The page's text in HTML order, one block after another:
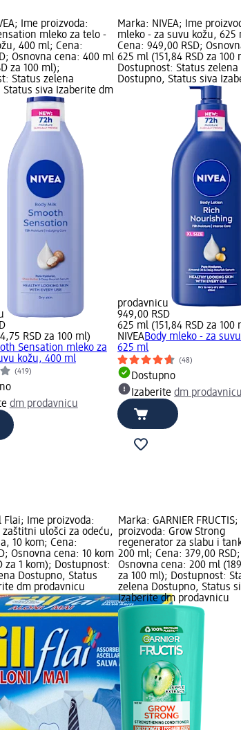
Ime proizvoda:
mleko za telo -
400 ml; Cena:
Osnovna cena: 400 ml
za 100 ml);
Status zelena
Status siva Izaberite dm
RSD za 100 ml)
Sensation mleko za
kožu, 400 ml
(419)
dm prodavnicu
Marka: NIVEA; Ime
mleko - za suvu kožu, 625
Cena: 949,00 RSD;
625 ml (151,84 RSD za 100
Dostupnost: Status zelena
Dostupno, Status siva
prodavnicu
949,00 RSD
625 ml (151,84 RSD za 100
NIVEABody mleko - za
625 ml
(48)
Dostupno
Izaberitedm prodavnicu
Flai; Ime proizvoda:
zaštitni ulošci za odeću,
10 kom; Cena:
Osnovna cena: 10 kom
za 1 kom); Dostupnost:
Dostupno, Status
dm prodavnicu
Marka: GARNIER
proizvoda: Grow Strong
regenerator za slabu i
200 ml; Cena: 379,00 RSD;
Osnovna cena: 200 ml
za 100 ml); Dostupnost:
zelena Dostupno, Status
Izaberite dm prodavnicu